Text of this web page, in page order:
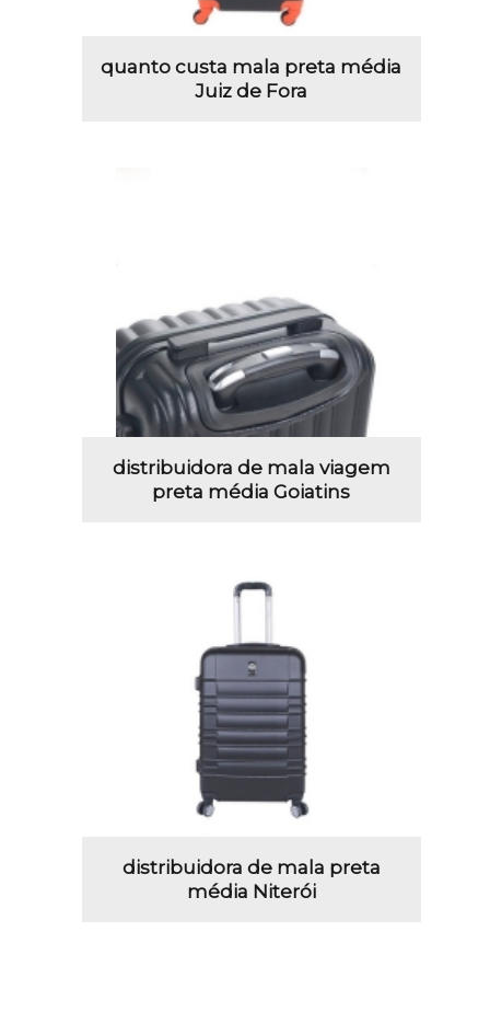
quanto custa mala preta média
Juiz de Fora
distribuidora de mala viagem
preta média Goiatins
distribuidora de mala preta
média Niterói